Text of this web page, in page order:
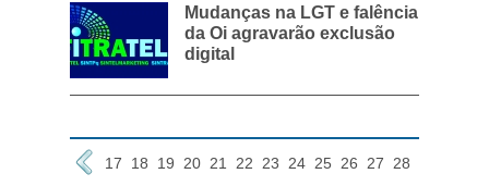
Mudanças na LGT e falência
da Oi agravarão exclusão
digital
17 18 19 20 21 22 23 24 25 26 27
28